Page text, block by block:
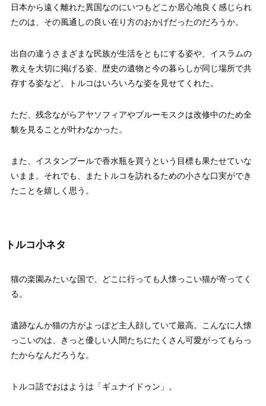
日本から遠く離れた異国なのにいつもどこか居心地良く感じられ
たのは、その風通しの良い在り方のおかげだったのだろうか。
出自の違うさまざまな民族が生活をともにする姿や、イスラムの
教えを大切に掲げる姿、歴史の遺物と今の暮らしが同じ場所で共
存する姿など、トルコはいろいろな姿を見せてくれた。
ただ、残念ながらアヤソフィアやブルーモスクは改修中のため全
貌を見ることが叶わなかった。
また、イスタンブールで香水瓶を買うという目標も果たせていな
いまま。それでも、またトルコを訪れるための小さな口実ができ
たことを嬉しく思う。
トルコ小ネタ
猫の楽園みたいな国で、どこに行っても人懐っこい猫が寄ってく
る。
遺跡なんか猫の方がよっぽど主人顔していて最高。こんなに人懐
っこいのは、きっと優しい人間たちにたくさん可愛がってもらっ
たからなんだろうな。
トルコ語でおはようは「ギュナイドゥン」。